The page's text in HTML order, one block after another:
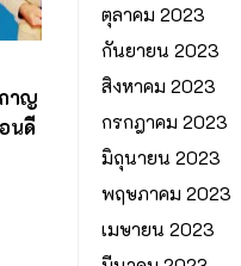
าญ
นดี
ตุลาคม 2023
กันยายน 2023
สิงหาคม 2023
กรกฎาคม 2023
มิถุนายน 2023
พฤษภาคม 2023
เมษายน 2023